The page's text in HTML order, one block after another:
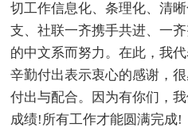
切工作信息化、条理化、清
支、社联一齐携手共进、一
的中文系而努力。在此，我
辛勤付出表示衷心的感谢，
付出与配合。因为有你们，
成绩!所有工作才能圆满完成!